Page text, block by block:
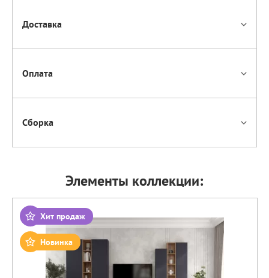
Доставка
Оплата
Сборка
Элементы коллекции:
Хит продаж
Новинка